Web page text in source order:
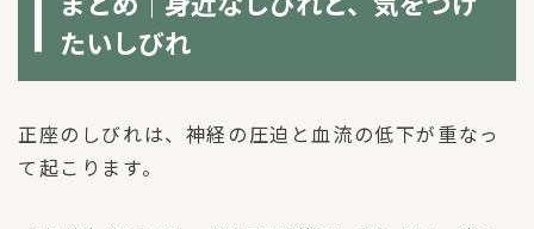
たいしびれ
正座のしびれは、神経の圧迫と血流の低下が重なっ
て起こります。